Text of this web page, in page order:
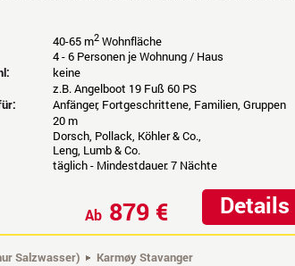
40-65 m2 Wohnfläche
4 - 6 Personen je Wohnung / Haus
keine
z.B. Angelboot 19 Fuß 60 PS
Anfänger, Fortgeschrittene, Familien, Gruppen
20 m
Dorsch, Pollack, Köhler & Co.,
Leng, Lumb & Co.
täglich - Mindestdauer: 7 Nächte
Details
Ab 879 €
Salzwasser) Karmøy Stavanger